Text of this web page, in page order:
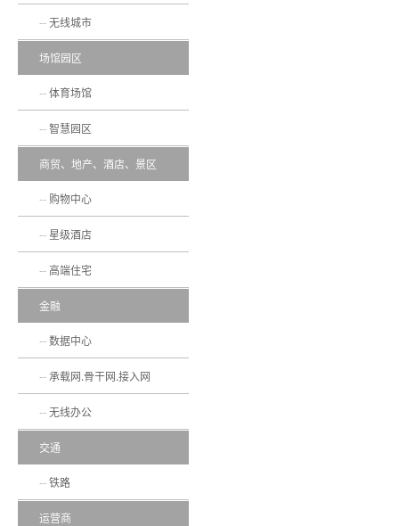
无线城市
场馆园区
体育场馆
智慧园区
商贸、地产、酒店、景区
购物中心
星级酒店
高端住宅
金融
数据中心
承载网.骨干网.接入网
无线办公
交通
铁路
运营商